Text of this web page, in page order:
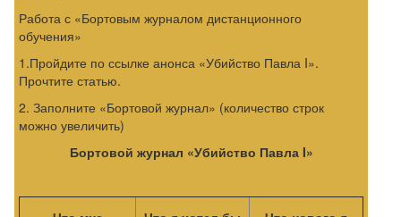
Работа с «Бортовым журналом дистанционного
обучения»
1.Пройдите по ссылке анонса «Убийство Павла I».
Прочтите статью.
2. Заполните «Бортовой журнал» (количество строк
можно увеличить)
Бортовой журнал «Убийство Павла I»